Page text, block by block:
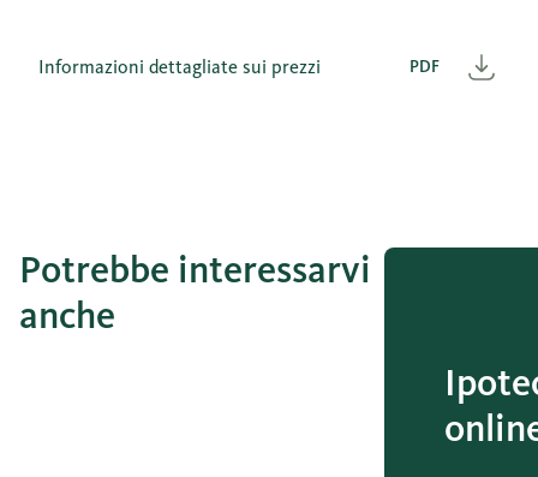
PDF
Informazioni dettagliate sui prezzi
Potrebbe interessarvi
anche